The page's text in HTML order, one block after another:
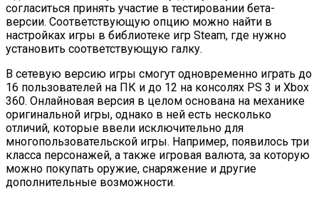
согласиться принять участие в тестировании бета-
версии. Соответствующую опцию можно найти в
настройках игры в библиотеке игр Steam, где нужно
установить соответствующую галку.
В сетевую версию игры смогут одновременно играть до
16 пользователей на ПК и до 12 на консолях PS 3 и Xbox
360. Онлайновая версия в целом основана на механике
оригинальной игры, однако в ней есть несколько
отличий, которые ввели исключительно для
многопользовательской игры. Например, появилось три
класса персонажей, а также игровая валюта, за которую
можно покупать оружие, снаряжение и другие
дополнительные возможности.